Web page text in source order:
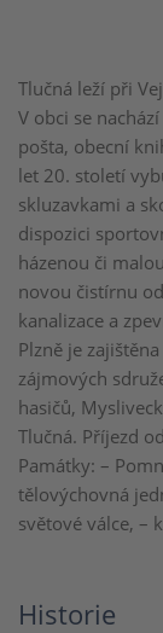
Tlučná leží při
V obci se
pošta, obecní
let 20. století
skluzavkami a
dispozici
házenou či
novou čistírnu
kanalizace a
Plzně je
zájmových
hasičů,
Tlučná. Příjezd
Památky: –
tělovýchovná
světové válce, –
Historie